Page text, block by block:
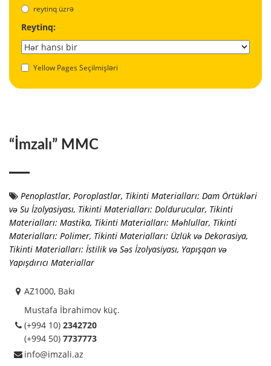
reytinq üzrə
Reytinq:
Yellow Pages Seçilmişləri
“İmzalı” MMC
Penoplastlar, Poroplastlar, Tikinti Materialları: Dam Örtükləri
və Su İzolyasiyası, Tikinti Materialları: Doldurucular, Tikinti
Materialları: Mastika, Tikinti Materialları: Məhlullar, Tikinti
Materialları: Polimer, Tikinti Materialları: Üzlük və Dekorasiya,
Tikinti Materialları: İstilik və Səs İzolyasiyası, Yapışqan və
Yapışdırıcı Materiallar
AZ1000, Bakı
Mustafa İbrahimov küç.
(+994 10) 2342720
(+994 50) 7737773
info@imzali.az